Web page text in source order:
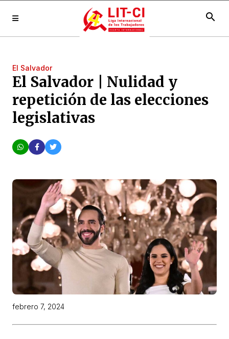
search
El Salvador
El Salvador | Nulidad y
repetición de las elecciones
legislativas
febrero 7, 2024